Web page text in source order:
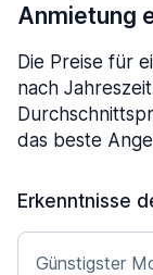
Anmietung
Die Preise für
nach
das beste
Erkenntnisse
Günstigster